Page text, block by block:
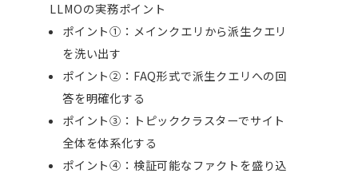
LLMOの実務ポイント
ポイント①：メインクエリから派生クエリ
を洗い出す
ポイント②：FAQ形式で派生クエリへの回
答を明確化する
ポイント③：トピッククラスターでサイト
全体を体系化する
ポイント④：検証可能なファクトを盛り込